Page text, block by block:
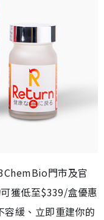
門市及官
獲低至$339/盒優惠
緩、立即重建你的